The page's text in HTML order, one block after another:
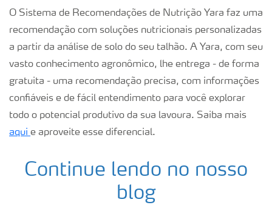
O Sistema de Recomendações de Nutrição Yara faz uma
recomendação com soluções nutricionais personalizadas
a partir da análise de solo do seu talhão. A Yara, com seu
vasto conhecimento agronômico, lhe entrega - de forma
gratuita - uma recomendação precisa, com informações
confiáveis e de fácil entendimento para você explorar
todo o potencial produtivo da sua lavoura. Saiba mais
aqui e aproveite esse diferencial.
Continue lendo no nosso
blog